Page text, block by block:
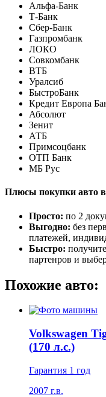
Альфа-Банк
Т-Банк
Сбер-Банк
Газпромбанк
ЛОКО
Совкомбанк
ВТБ
Уралсиб
БыстроБанк
Кредит Европа
Абсолют
Зенит
АТБ
Примсоцбанк
ОТП Банк
МБ Рус
Плюсы покупки авто в
Просто: по 2
Выгодно: без
платежей,
Быстро:
партенров и
Похожие авто:
Volkswagen
(170 л.с.)
Гарантия 1 год
2007 г.в.